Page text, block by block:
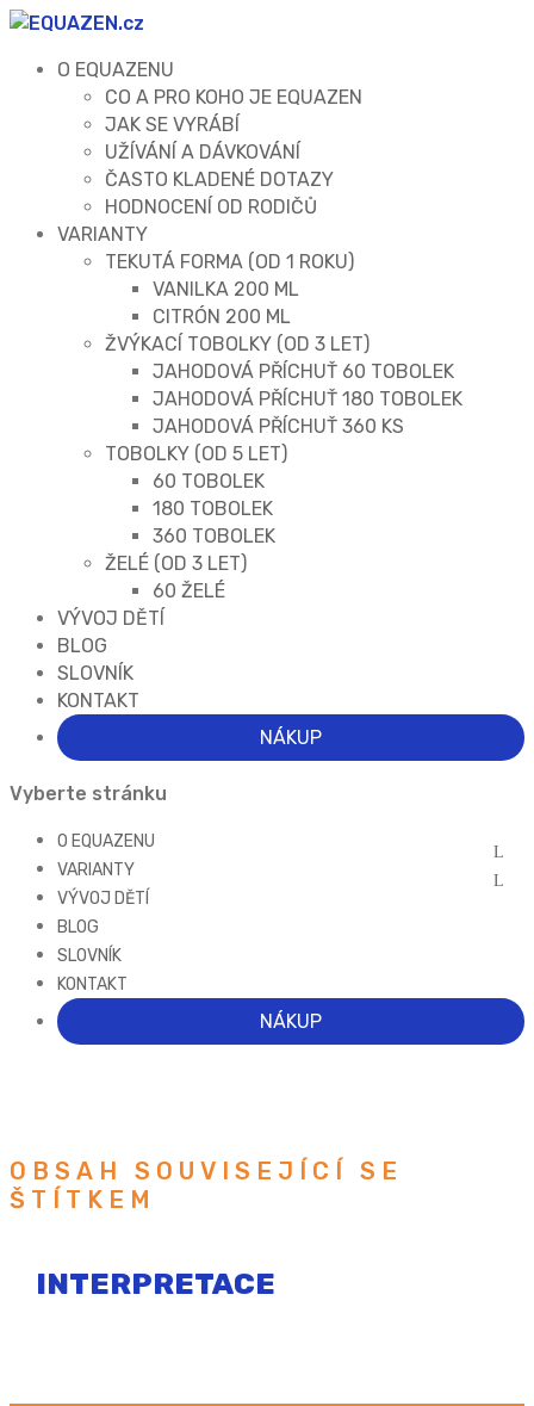
O EQUAZENU
CO A PRO KOHO JE EQUAZEN
JAK SE VYRÁBÍ
UŽÍVÁNÍ A DÁVKOVÁNÍ
ČASTO KLADENÉ DOTAZY
HODNOCENÍ OD RODIČŮ
VARIANTY
TEKUTÁ FORMA (OD 1 ROKU)
VANILKA 200 ML
CITRÓN 200 ML
ŽVÝKACÍ TOBOLKY (OD 3 LET)
JAHODOVÁ PŘÍCHUŤ 60 TOBOLEK
JAHODOVÁ PŘÍCHUŤ 180 TOBOLEK
JAHODOVÁ PŘÍCHUŤ 360 KS
TOBOLKY (OD 5 LET)
60 TOBOLEK
180 TOBOLEK
360 TOBOLEK
ŽELÉ (OD 3 LET)
60 ŽELÉ
VÝVOJ DĚTÍ
BLOG
SLOVNÍK
KONTAKT
NÁKUP
Vyberte stránku
O EQUAZENU
VARIANTY
VÝVOJ DĚTÍ
BLOG
SLOVNÍK
KONTAKT
NÁKUP
OBSAH SOUVISEJÍCÍ SE
ŠTÍTKEM
INTERPRETACE